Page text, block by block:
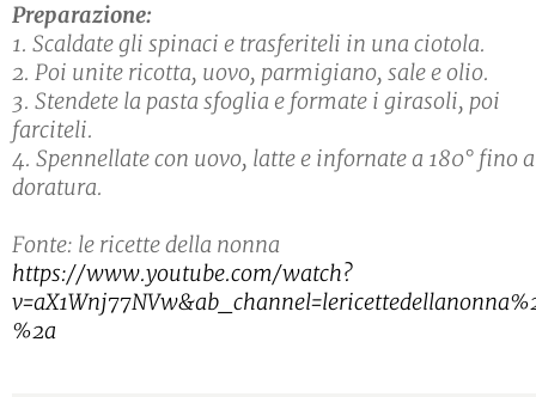
Preparazione:
1. Scaldate gli spinaci e trasferiteli in una ciotola.
2. Poi unite ricotta, uovo, parmigiano, sale e olio.
3. Stendete la pasta sfoglia e formate i girasoli, poi
farciteli.
4. Spennellate con uovo, latte e infornate a 180° fino a
doratura.
Fonte: le ricette della nonna
https://www.youtube.com/watch?
%2a